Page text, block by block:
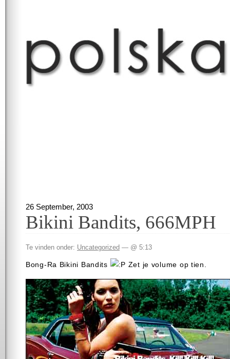
26 September, 2003
Bikini Bandits, 666MPH
Te vinden onder: Uncategorized — @ 5:13
Bong-Ra Bikini Bandits Zet je volume op tien.